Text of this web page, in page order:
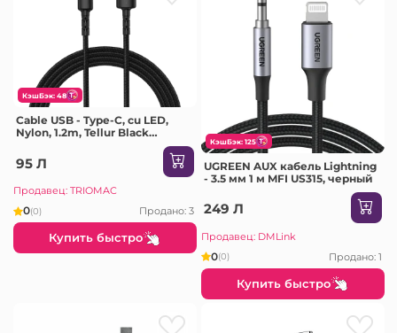
КэшБэк: 48
Cable USB - Type-C, cu LED,
Nylon, 1.2m, Tellur Black
95 Л
Продавец: TRIOMAC
0(0) Продано: 3
Купить быстро
КэшБэк: 125
UGREEN AUX кабель Lightning
- 3.5 мм 1 м MFI US315, черный
249 Л
Продавец: DMLink
0(0) Продано: 1
Купить быстро